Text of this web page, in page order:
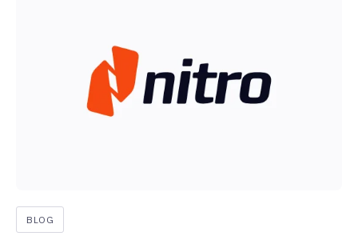
BLOG